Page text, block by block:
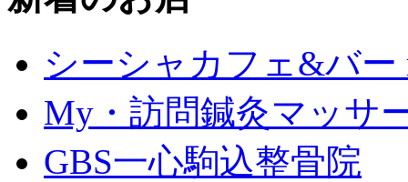
シーシャカフェ&バー
My・訪問鍼灸マッサ
GBS一心駒込整骨院